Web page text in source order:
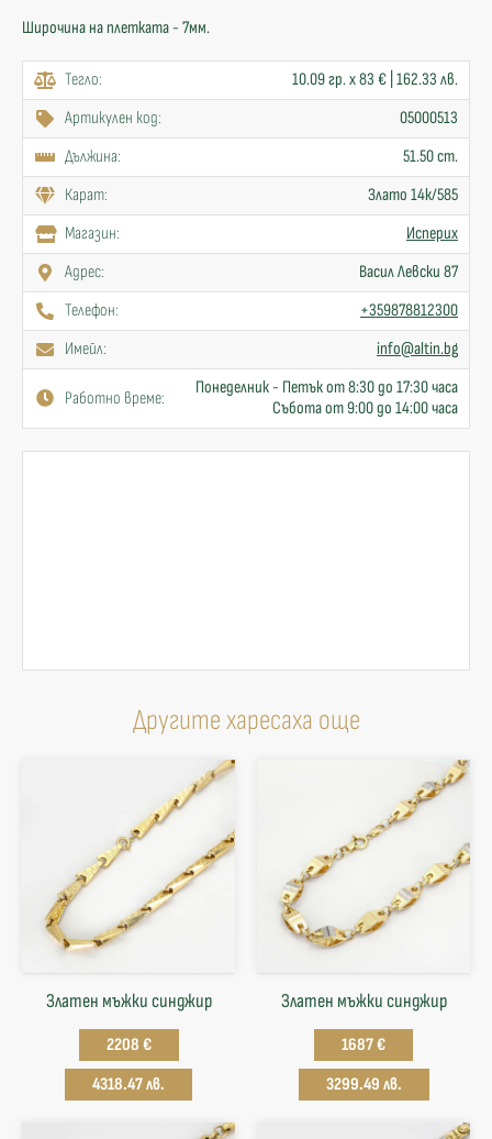
Широчина на плетката - 7мм.
Тегло:
10.09 гр. x 83 € | 162.33 лв.
Артикулен код:
05000513
Дължина:
51.50 cm.
Карат:
Злато 14к/585
Mагазин:
Исперих
Адрес:
Васил Левски 87
Телефон:
+359878812300
Имейл:
info@altin.bg
Работно време:
Понеделник - Петък от 8:30 до 17:30 часа
Събота от 9:00 до 14:00 часа
Другите харесаха още
Златен мъжки синджир
2208 €
4318.47 лв.
Златен мъжки синджир
1687 €
3299.49 лв.